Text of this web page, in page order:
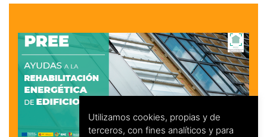
Utilizamos cookies, propias y de
terceros, con fines analíticos y para